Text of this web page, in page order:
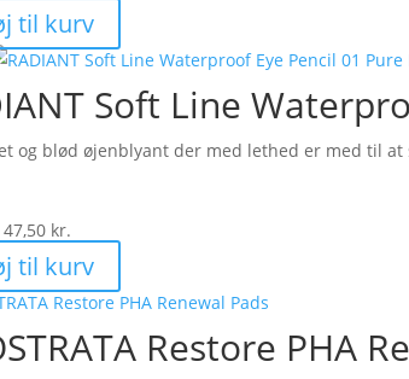
til kurv
Soft Line
og blød øjenblyant der med lethed er med til at
Den
oprindelige
pris
95,00 kr..
47,50 kr.
aktuelle
pris
47,50 kr..
til kurv
Restore PHA